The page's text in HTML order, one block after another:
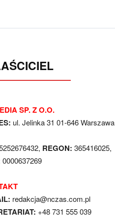
SP. Z O.O.
ul. Jelinka 31 01-646 Warszawa
REGON: 365416025,
0000637269
redakcja@nczas.com.pl
+48 731 555 039